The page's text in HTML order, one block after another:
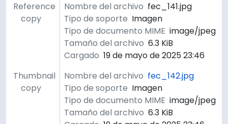
Reference
copy
Nombre del archivo fec_141.jpg
Tipo de soporte Imagen
Tipo de documento MIME image/jpeg
Tamaño del archivo 6.3 KiB
Cargado 19 de mayo de 2025 23:46
Thumbnail
copy
Nombre del archivo fec_142.jpg
Tipo de soporte Imagen
Tipo de documento MIME image/jpeg
Tamaño del archivo 6.3 KiB